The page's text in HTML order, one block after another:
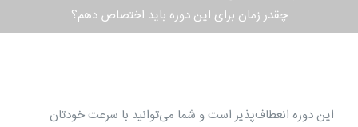
چقدر زمان برای این دوره باید اختصاص دهم؟
این دوره انعطاف‌پذیر است و شما می‌توانید با سرعت خودتان